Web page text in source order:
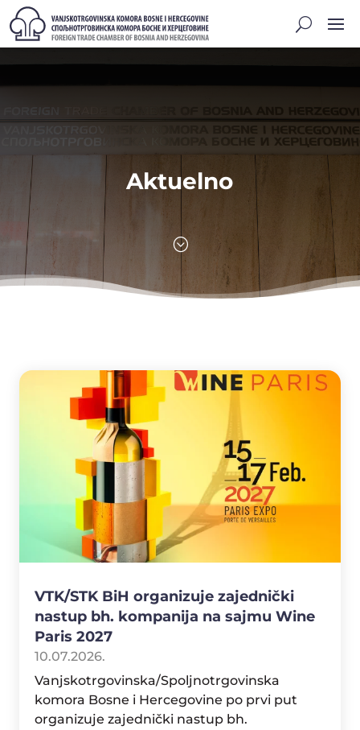
Aktuelno
;
VTK/STK BiH organizuje zajednički
nastup bh. kompanija na sajmu Wine
Paris 2027
10.07.2026.
Vanjskotrgovinska/Spoljnotrgovinska
komora Bosne i Hercegovine po prvi put
organizuje zajednički nastup bh.